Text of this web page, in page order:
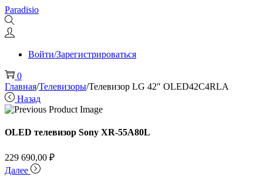
Перейти
к
навигации
Перейти
к
содержимому
Paradisio
Войти/Зарегистрироваться
0
Главная/Телевизоры/Телевизор LG 42″ OLED42C4RLA
Назад
OLED телевизор Sony XR-55A80L
229 690,00 ₽
Далее